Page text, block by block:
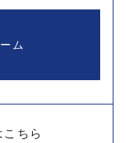
ム
ちら